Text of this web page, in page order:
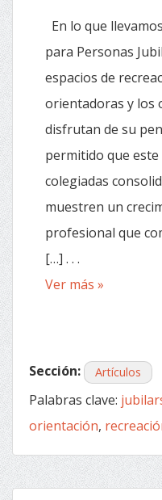
En lo que
para Personas
espacios de
orientadoras y los
disfrutan de su
permitido que
colegiadas
muestren un
profesional que
[…] . . .
Ver más »
Sección: Artículos
Palabras clave:
orientación,